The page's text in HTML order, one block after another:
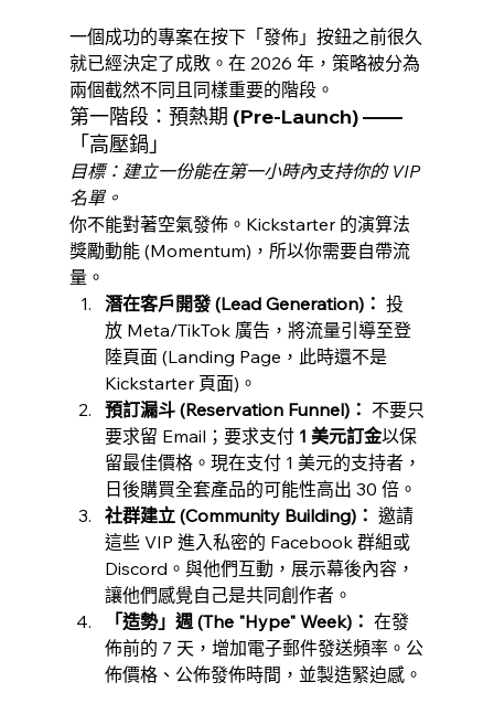
一個成功的專案在按下「發佈」按鈕之前很久
就已經決定了成敗。在 2026 年，策略被分為
兩個截然不同且同樣重要的階段。
第一階段：預熱期 (Pre-Launch) ——
「高壓鍋」
目標：建立一份能在第一小時內支持你的 VIP
名單。
你不能對著空氣發佈。Kickstarter 的演算法
獎勵動能 (Momentum)，所以你需要自帶流
量。
潛在客戶開發 (Lead Generation)： 投
放 Meta/TikTok 廣告，將流量引導至登
陸頁面 (Landing Page，此時還不是
Kickstarter 頁面)。
預訂漏斗 (Reservation Funnel)： 不要只
要求留 Email；要求支付 1 美元訂金以保
留最佳價格。現在支付 1 美元的支持者，
日後購買全套產品的可能性高出 30 倍。
社群建立 (Community Building)： 邀請
這些 VIP 進入私密的 Facebook 群組或
Discord。與他們互動，展示幕後內容，
讓他們感覺自己是共同創作者。
「造勢」週 (The "Hype" Week)： 在發
佈前的 7 天，增加電子郵件發送頻率。公
佈價格、公佈發佈時間，並製造緊迫感。